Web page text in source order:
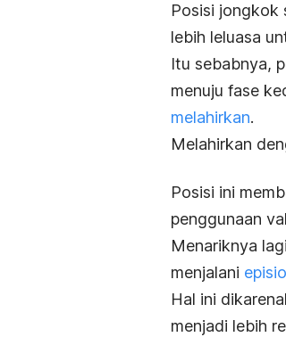
Posisi jongkok
lebih leluasa
Itu sebabnya,
menuju fase
melahirkan.
Melahirkan
Posisi ini
penggunaan
Menariknya
menjalani
Hal ini
menjadi lebih